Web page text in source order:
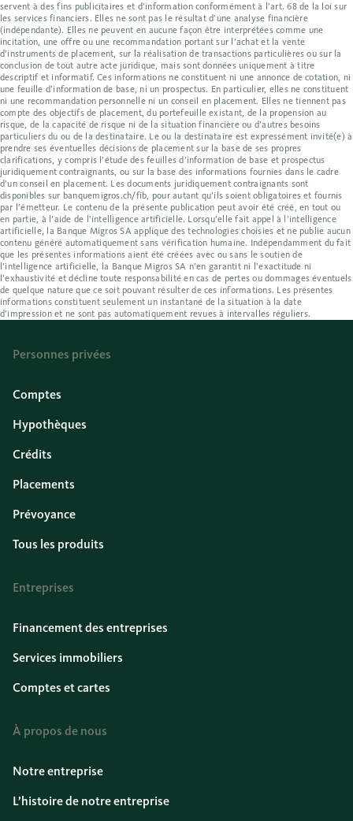
servent à des fins publicitaires et d’information conformément à l’art. 68 de la loi sur
les services financiers. Elles ne sont pas le résultat d’une analyse financière
(indépendante). Elles ne peuvent en aucune façon être interprétées comme une
incitation, une offre ou une recommandation portant sur l’achat et la vente
d’instruments de placement, sur la réalisation de transactions particulières ou sur la
conclusion de tout autre acte juridique, mais sont données uniquement à titre
descriptif et informatif. Ces informations ne constituent ni une annonce de cotation, ni
une feuille d’information de base, ni un prospectus. En particulier, elles ne constituent
ni une recommandation personnelle ni un conseil en placement. Elles ne tiennent pas
compte des objectifs de placement, du portefeuille existant, de la propension au
risque, de la capacité de risque ni de la situation financière ou d’autres besoins
particuliers du ou de la destinataire. Le ou la destinataire est expressément invité(e) à
prendre ses éventuelles décisions de placement sur la base de ses propres
clarifications, y compris l’étude des feuilles d’information de base et prospectus
juridiquement contraignants, ou sur la base des informations fournies dans le cadre
d’un conseil en placement. Les documents juridiquement contraignants sont
disponibles sur banquemigros.ch/fib, pour autant qu’ils soient obligatoires et fournis
par l’émetteur. Le contenu de la présente publication peut avoir été créé, en tout ou
en partie, à l’aide de l’intelligence artificielle. Lorsqu’elle fait appel à l’intelligence
artificielle, la Banque Migros SA applique des technologies choisies et ne publie aucun
contenu généré automatiquement sans vérification humaine. Indépendamment du fait
que les présentes informations aient été créées avec ou sans le soutien de
l’intelligence artificielle, la Banque Migros SA n’en garantit ni l’exactitude ni
l’exhaustivité et décline toute responsabilité en cas de pertes ou dommages éventuels
de quelque nature que ce soit pouvant résulter de ces informations. Les présentes
informations constituent seulement un instantané de la situation à la date
d’impression et ne sont pas automatiquement revues à intervalles réguliers.
Personnes privées
Comptes
Hypothèques
Crédits
Placements
Prévoyance
Tous les produits
Entreprises
Financement des entreprises
Services immobiliers
Comptes et cartes
À propos de nous
Notre entreprise
L’histoire de notre entreprise